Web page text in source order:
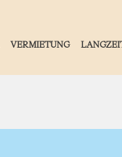
VERMIETUNG